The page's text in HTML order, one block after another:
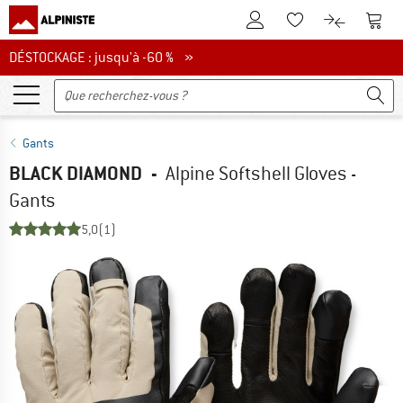
Vers le compte client
Vers la liste
Vers le
DÉSTOCKAGE : jusqu'à -60 %
DÉSTOCKAGE : jusqu'à -60 % »
Gants
BLACK DIAMOND - Alpine Softshell Gloves -
Gants
5,0(1)